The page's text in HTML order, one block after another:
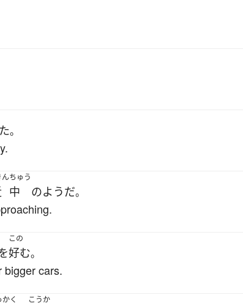
。
んちゅう
中 のようだ。
この
好む。
bigger cars.
く こうか